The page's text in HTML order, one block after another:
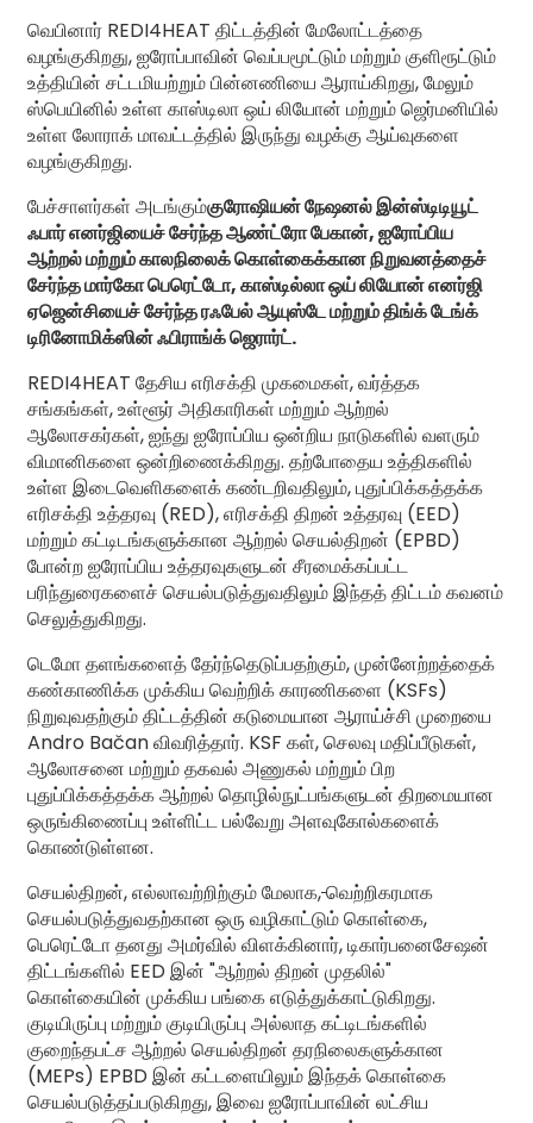
வெபினார் REDI4HEAT திட்டத்தின் மேலோட்டத்தை
வழங்குகிறது, ஐரோப்பாவின் வெப்பமூட்டும் மற்றும் குளிரூட்டும்
உத்தியின் சட்டமியற்றும் பின்னணியை ஆராய்கிறது, மேலும்
ஸ்பெயினில் உள்ள காஸ்டிலா ஒய் லியோன் மற்றும் ஜெர்மனியில்
உள்ள லோராக் மாவட்டத்தில் இருந்து வழக்கு ஆய்வுகளை
வழங்குகிறது.
பேச்சாளர்கள் அடங்கும்குரோஷியன் நேஷனல் இன்ஸ்டிடியூட்
ஃபார் எனர்ஜியைச் சேர்ந்த ஆண்ட்ரோ பேகான், ஐரோப்பிய
ஆற்றல் மற்றும் காலநிலைக் கொள்கைக்கான நிறுவனத்தைச்
சேர்ந்த மார்கோ பெரெட்டோ, காஸ்டில்லா ஒய் லியோன் எனர்ஜி
ஏஜென்சியைச் சேர்ந்த ரஃபேல் ஆயுஸ்டே மற்றும் திங்க் டேங்க்
டிரினோமிக்ஸின் ஃபிராங்க் ஜெரார்ட்.
REDI4HEAT தேசிய எரிசக்தி முகமைகள், வர்த்தக
சங்கங்கள், உள்ளூர் அதிகாரிகள் மற்றும் ஆற்றல்
ஆலோசகர்கள், ஐந்து ஐரோப்பிய ஒன்றிய நாடுகளில் வளரும்
விமானிகளை ஒன்றிணைக்கிறது. தற்போதைய உத்திகளில்
உள்ள இடைவெளிகளைக் கண்டறிவதிலும், புதுப்பிக்கத்தக்க
எரிசக்தி உத்தரவு (RED), எரிசக்தி திறன் உத்தரவு (EED)
மற்றும் கட்டிடங்களுக்கான ஆற்றல் செயல்திறன் (EPBD)
போன்ற ஐரோப்பிய உத்தரவுகளுடன் சீரமைக்கப்பட்ட
பரிந்துரைகளைச் செயல்படுத்துவதிலும் இந்தத் திட்டம் கவனம்
செலுத்துகிறது.
டெமோ தளங்களைத் தேர்ந்தெடுப்பதற்கும், முன்னேற்றத்தைக்
கண்காணிக்க முக்கிய வெற்றிக் காரணிகளை (KSFs)
நிறுவுவதற்கும் திட்டத்தின் கடுமையான ஆராய்ச்சி முறையை
Andro Bačan விவரித்தார். KSF கள், செலவு மதிப்பீடுகள்,
ஆலோசனை மற்றும் தகவல் அணுகல் மற்றும் பிற
புதுப்பிக்கத்தக்க ஆற்றல் தொழில்நுட்பங்களுடன் திறமையான
ஒருங்கிணைப்பு உள்ளிட்ட பல்வேறு அளவுகோல்களைக்
கொண்டுள்ளன.
செயல்திறன், எல்லாவற்றிற்கும் மேலாக,வெற்றிகரமாக
செயல்படுத்துவதற்கான ஒரு வழிகாட்டும் கொள்கை,
பெரெட்டோ தனது அமர்வில் விளக்கினார், டிகார்பனைசேஷன்
திட்டங்களில் EED இன் "ஆற்றல் திறன் முதலில்"
கொள்கையின் முக்கிய பங்கை எடுத்துக்காட்டுகிறது.
குடியிருப்பு மற்றும் குடியிருப்பு அல்லாத கட்டிடங்களில்
குறைந்தபட்ச ஆற்றல் செயல்திறன் தரநிலைகளுக்கான
(MEPs) EPBD இன் கட்டளையிலும் இந்தக் கொள்கை
செயல்படுத்தப்படுகிறது, இவை ஐரோப்பாவின் லட்சிய